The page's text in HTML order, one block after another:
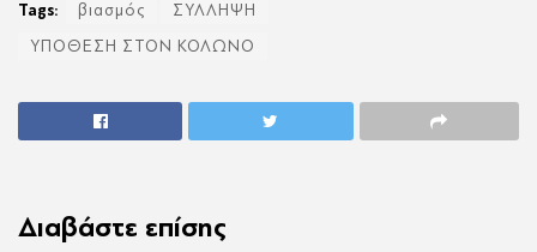
Tags: βιασμός
ΣΥΛΛΗΨΗ
ΥΠΟΘΕΣΗ ΣΤΟΝ ΚΟΛΩΝΟ
Διαβάστε επίσης